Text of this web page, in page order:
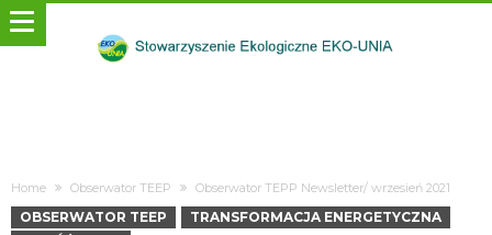
Home Obserwator TEEP Obserwator TEPP Newsletter/ wrzesień 2021
OBSERWATOR TEEP
TRANSFORMACJA ENERGETYCZNA